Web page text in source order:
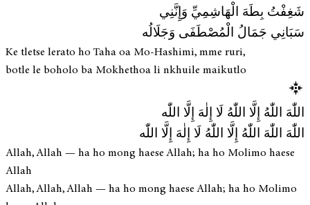
شَغِفْتُ بِطَهَ الْهَاشِمِيِّ وَإِنَّنِي
سَبَانِي جَمَالُ الْمُصْطَفَى وَجَلَالُه
Ke tletse lerato ho Taha oa Mo-Hashimi, mme ruri,
botle le boholo ba Mokhethoa li nkhuile maikutlo
اللّٰهَ اللّٰهُ إِلَّا اللّٰهُ لَا إِلٰهَ إِلَّا اللّٰه
اللّٰهَ اللّٰهَ اللّٰهُ إِلَّا اللّٰهُ لَا إِلٰهَ إِلَّا اللّٰه
Allah, Allah — ha ho mong haese Allah; ha ho Molimo haese
Allah
Allah, Allah, Allah — ha ho mong haese Allah; ha ho Molimo